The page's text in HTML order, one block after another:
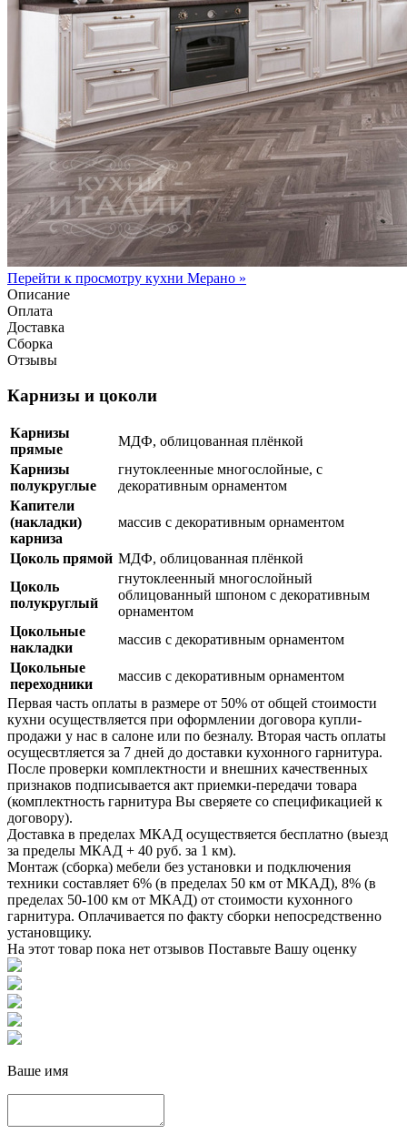
Перейти к просмотру кухни Мерано »
Описание
Оплата
Доставка
Сборка
Отзывы
Карнизы и цоколи
Карнизы
прямые
МДФ, облицованная плёнкой
Карнизы
полукруглые
гнутоклеенные многослойные, с
декоративным орнаментом
Капители
(накладки)
карниза
массив с декоративным орнаментом
Цоколь прямой МДФ, облицованная плёнкой
Цоколь
полукруглый
гнутоклеенный многослойный
облицованный шпоном с декоративным
орнаментом
Цокольные
накладки
массив с декоративным орнаментом
Цокольные
переходники
массив с декоративным орнаментом
Первая часть оплаты в размере от 50% от общей стоимости
кухни осуществляется при оформлении договора купли-
продажи у нас в салоне или по безналу. Вторая часть оплаты
осущесвтляется за 7 дней до доставки кухонного гарнитура.
После проверки комплектности и внешних качественных
признаков подписывается акт приемки-передачи товара
(комплектность гарнитура Вы сверяете со спецификацией к
договору).
Доставка в пределах МКАД осуществяется бесплатно (выезд
за пределы МКАД + 40 руб. за 1 км).
Монтаж (сборка) мебели без установки и подключения
техники составляет 6% (в пределах 50 км от МКАД), 8% (в
пределах 50-100 км от МКАД) от стоимости кухонного
гарнитура. Оплачивается по факту сборки непосредственно
установщику.
На этот товар пока нет отзывов Поставьте Вашу оценку
Ваше имя